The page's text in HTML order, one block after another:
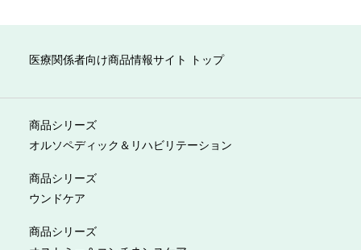
医療関係者向け商品情報サイト トップ
商品シリーズ
オルソペディック＆リハビリテーション
商品シリーズ
ウンドケア
商品シリーズ